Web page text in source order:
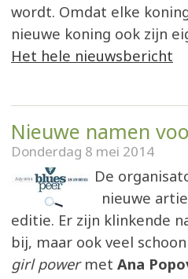
wordt. Omdat elke
nieuwe koning ook zijn
Het hele nieuwsbericht
Nieuwe namen
Donderdag 8 mei 2014
De
nieuwe
editie. Er zijn klinkende
bij, maar ook veel
girl powermet Ana